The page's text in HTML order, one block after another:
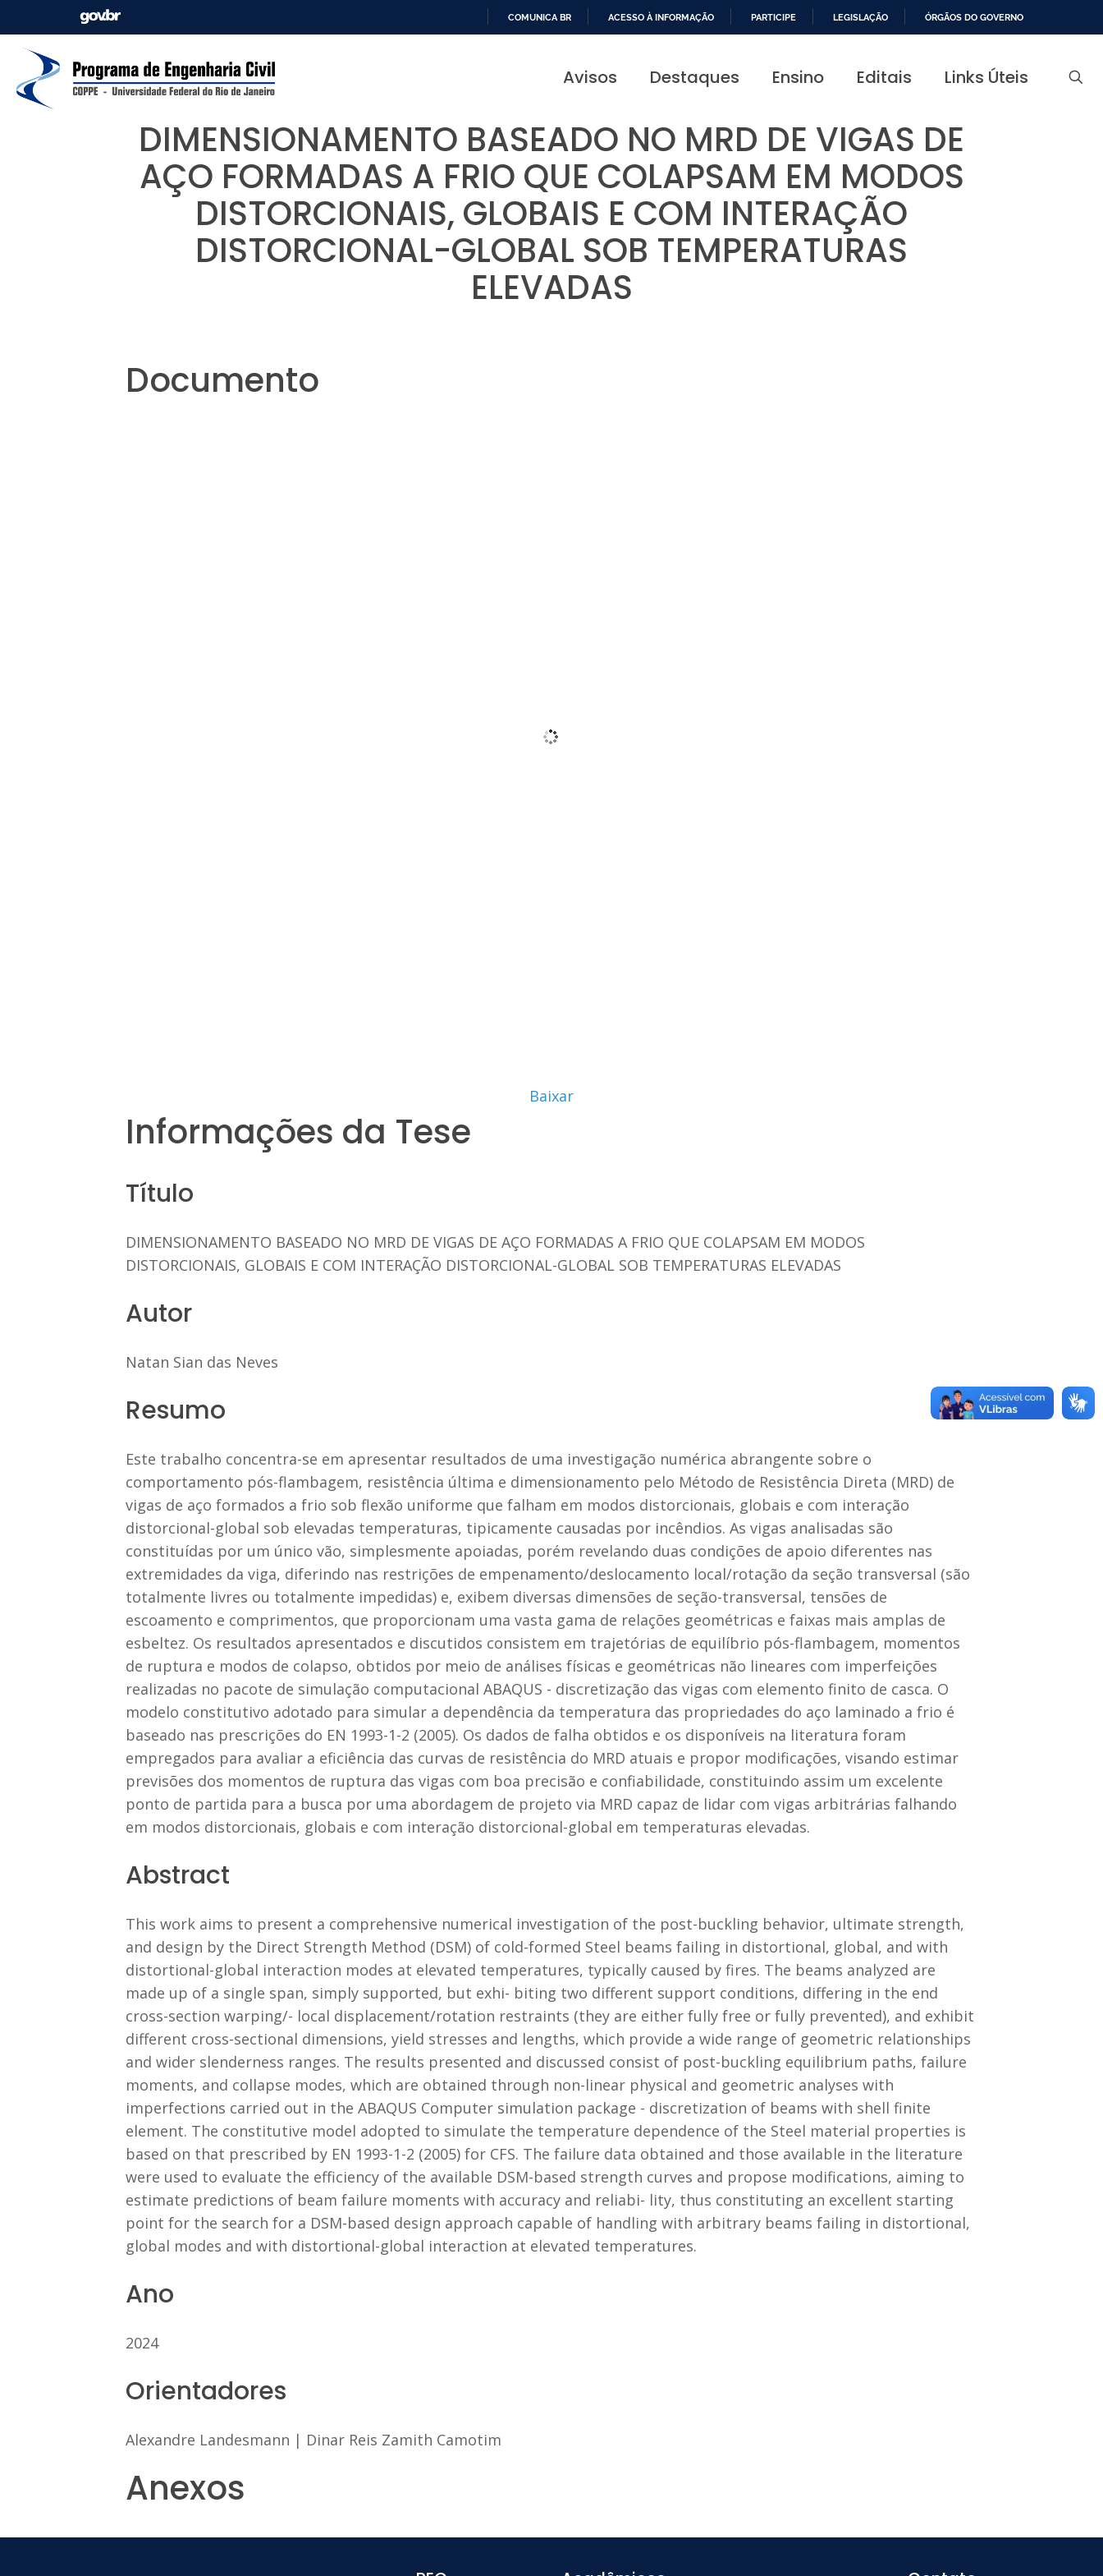
PARA
COMUNICA BR ACESSO À INFORMAÇÃO PARTICIPE LEGISLAÇÃO ÓRGÃOS DO GOVERNO
Avisos Destaques Ensino Editais Links Úteis
DIMENSIONAMENTO BASEADO NO MRD DE VIGAS DE
AÇO FORMADAS A FRIO QUE COLAPSAM EM MODOS
DISTORCIONAIS, GLOBAIS E COM INTERAÇÃO
DISTORCIONAL-GLOBAL SOB TEMPERATURAS
ELEVADAS
Documento
Baixar
Informações da Tese
Título
DIMENSIONAMENTO BASEADO NO MRD DE VIGAS DE AÇO FORMADAS A FRIO QUE COLAPSAM EM MODOS
DISTORCIONAIS, GLOBAIS E COM INTERAÇÃO DISTORCIONAL-GLOBAL SOB TEMPERATURAS ELEVADAS
Autor
Natan Sian das Neves
Resumo
Este trabalho concentra-se em apresentar resultados de uma investigação numérica abrangente sobre o
comportamento pós-flambagem, resistência última e dimensionamento pelo Método de Resistência Direta (MRD) de
vigas de aço forma­dos a frio sob flexão uniforme que falham em modos distorcionais, globais e com interação
distorcional-global sob elevadas temperaturas, tipicamente causadas por incêndios. As vigas analisadas são
constituídas por um único vão, simplesmente apoiadas, porém revelando duas condições de apoio diferentes nas
extremidades da viga, diferindo nas restrições de empenamento/deslocamento local/rotação da seção transversal (são
totalmente livres ou totalmente impedidas) e, exibem diversas dimensões de seção-transversal, tensões de
escoamento e comprimentos, que proporcionam uma vasta gama de relações geométricas e faixas mais amplas de
esbeltez. Os resultados apresentados e discutidos consistem em trajetórias de equilíbrio pós-flambagem, momentos
de ruptura e modos de colapso, obtidos por meio de análises físicas e geométricas não lineares com imperfeições
realizadas no pacote de simulação computacional ABAQUS - discretização das vigas com elemento finito de casca. O
modelo constitutivo adotado para simular a depen­dência da temperatura das propriedades do aço laminado a frio é
baseado nas prescrições do EN 1993-1-2 (2005). Os dados de falha obtidos e os disponíveis na literatura foram
empregados para avaliar a eficiência das curvas de resistência do MRD atuais e propor modificações, visando estimar
previsões dos momentos de ruptura das vigas com boa precisão e confiabilidade, constituindo assim um excelente
ponto de partida para a busca por uma abordagem de projeto via MRD capaz de lidar com vigas arbitrárias falhando
em modos distorcionais, globais e com interação distorcional-global em temperaturas elevadas.
Abstract
This work aims to present a comprehensive numerical investigation of the post-buckling behavior, ultimate strength,
and design by the Direct Strength Method (DSM) of cold-formed Steel beams failing in distortional, global, and with
distortional-global interaction modes at elevated temperatures, typically caused by fires. The beams analyzed are
made up of a single span, simply supported, but exhi- biting two different support conditions, differing in the end
cross-section warping/- local displacement/rotation restraints (they are either fully free or fully prevented), and exhibit
different cross-sectional dimensions, yield stresses and lengths, which provide a wide range of geometric relationships
and wider slenderness ranges. The results presented and discussed consist of post-buckling equilibrium paths, failure
moments, and collapse modes, which are obtained through non-linear physical and geometric analyses with
imperfections carried out in the ABAQUS Compu­ter simulation package - discretization of beams with shell finite
element. The constitutive model adopted to simulate the temperature dependence of the Steel material properties is
based on that prescribed by EN 1993-1-2 (2005) for CFS. The failure data obtained and those available in the literature
were used to evaluate the efficiency of the available DSM-based strength curves and propose modifications, aiming to
estimate predictions of beam failure moments with accuracy and reliabi- lity, thus constituting an excellent starting
point for the search for a DSM-based design approach capable of handling with arbitrary beams failing in distortional,
global modes and with distortional-global interaction at elevated temperatures.
Ano
2024
Orientadores
Alexandre Landesmann | Dinar Reis Zamith Camotim
Anexos